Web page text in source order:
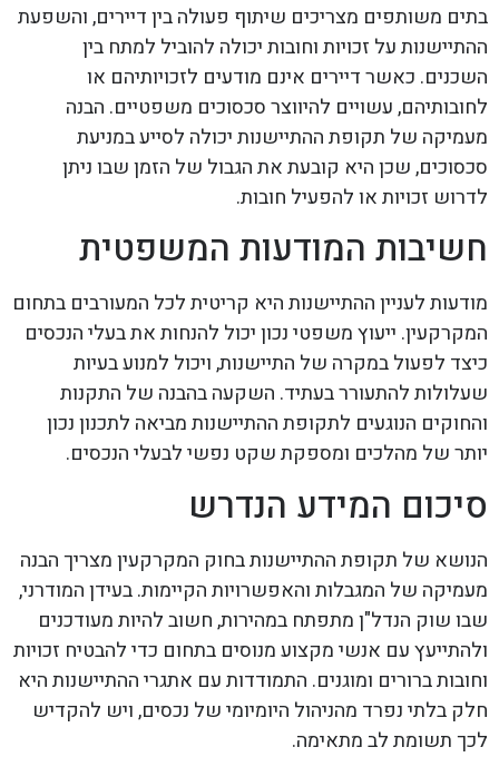
בתים משותפים מצריכים שיתוף פעולה בין דיירים, והשפעת
ההתיישנות על זכויות וחובות יכולה להוביל למתח בין
השכנים. כאשר דיירים אינם מודעים לזכויותיהם או
לחובותיהם, עשויים להיווצר סכסוכים משפטיים. הבנה
מעמיקה של תקופת ההתיישנות יכולה לסייע במניעת
סכסוכים, שכן היא קובעת את הגבול של הזמן שבו ניתן
לדרוש זכויות או להפעיל חובות.
חשיבות המודעות המשפטית
מודעות לעניין ההתיישנות היא קריטית לכל המעורבים בתחום
המקרקעין. ייעוץ משפטי נכון יכול להנחות את בעלי הנכסים
כיצד לפעול במקרה של התיישנות, ויכול למנוע בעיות
שעלולות להתעורר בעתיד. השקעה בהבנה של התקנות
והחוקים הנוגעים לתקופת ההתיישנות מביאה לתכנון נכון
יותר של מהלכים ומספקת שקט נפשי לבעלי הנכסים.
סיכום המידע הנדרש
הנושא של תקופת ההתיישנות בחוק המקרקעין מצריך הבנה
מעמיקה של המגבלות והאפשרויות הקיימות. בעידן המודרני,
שבו שוק הנדל"ן מתפתח במהירות, חשוב להיות מעודכנים
ולהתייעץ עם אנשי מקצוע מנוסים בתחום כדי להבטיח זכויות
וחובות ברורים ומוגנים. התמודדות עם אתגרי ההתיישנות היא
חלק בלתי נפרד מהניהול היומיומי של נכסים, ויש להקדיש
לכך תשומת לב מתאימה.